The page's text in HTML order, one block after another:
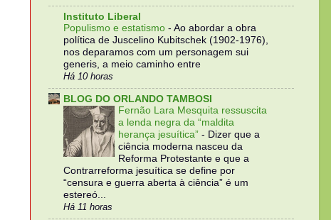
Instituto Liberal
Populismo e estatismo - Ao abordar a obra
política de Juscelino Kubitschek (1902-1976),
nos deparamos com um personagem sui
generis, a meio caminho entre
Há 10 horas
BLOG DO ORLANDO TAMBOSI
Fernão Lara Mesquita ressuscita
a lenda negra da “maldita
herança jesuítica” - Dizer que a
ciência moderna nasceu da
Reforma Protestante e que a
Contrarreforma jesuítica se define por
“censura e guerra aberta à ciência” é um
estereó...
Há 11 horas